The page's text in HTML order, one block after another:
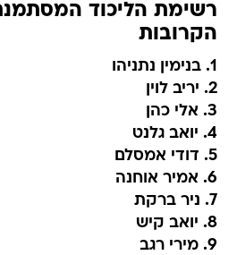
רשימת הליכוד
הקרובות
1. בנימין נתניהו
2. יריב לוין
3. אלי כהן
4. יואב גלנט
5. דודי אמסלם
6. אמיר אוחנה
7. ניר ברקת
8. יואב קיש
9. מירי רגב